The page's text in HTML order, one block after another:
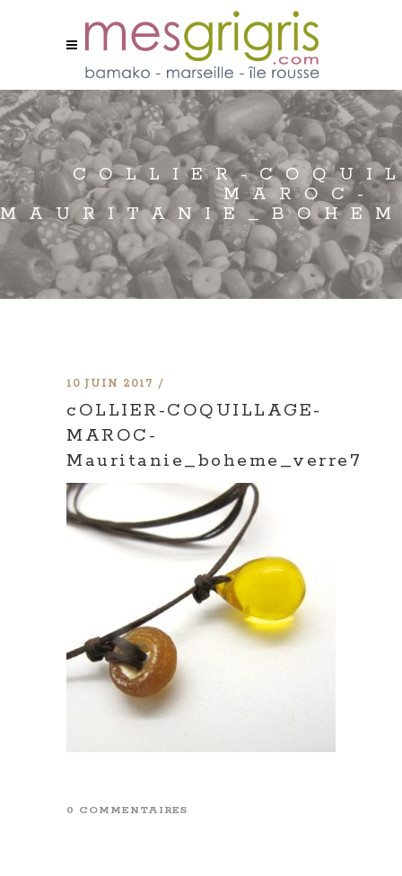
COLLIER-
MAROC-
10 JUIN 2017
cOLLIER-COQUILLAGE-
MAROC-
Mauritanie_boheme_verre7
0 COMMENTAIRES